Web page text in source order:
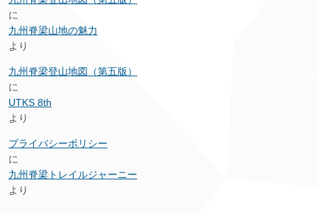
に
九州脊梁山地の魅力
より
九州脊梁登山地図（第五版）
に
UTKS 8th
より
プライバシーポリシー
に
九州脊梁トレイルジャーニー
より